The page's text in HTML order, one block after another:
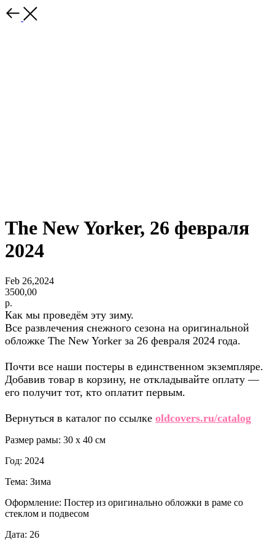
The New Yorker, 26 февраля
2024
Feb 26,2024
3500,00
р.
Как мы проведём эту зиму.
Все развлечения снежного сезона на оригинальной
обложке The New Yorker за 26 февраля 2024 года.
Почти все наши постеры в единственном экземпляре.
Добавив товар в корзину, не откладывайте оплату —
его получит тот, кто оплатит первым.
Вернуться в каталог по ссылке oldcovers.ru/catalog
Размер рамы: 30 x 40 см
Год: 2024
Тема: Зима
Оформление: Постер из оригинально обложки в раме со
стеклом и подвесом
Дата: 26